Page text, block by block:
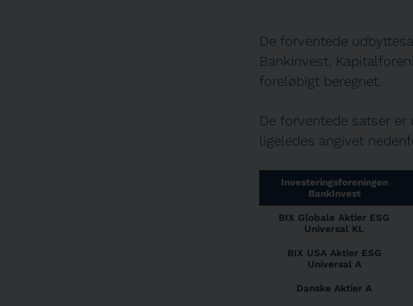
De forventede
BankInvest,
foreløbigt beregnet.
De forventede satser
ligeledes angivet
Investeringsforeningen
BankInvest
BIX Globale Aktier ESG
Universal KL
BIX USA Aktier ESG
Universal A
Danske Aktier A